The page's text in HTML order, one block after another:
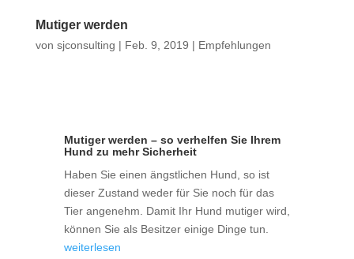
Mutiger werden
von sjconsulting | Feb. 9, 2019 | Empfehlungen
Mutiger werden – so verhelfen Sie Ihrem
Hund zu mehr Sicherheit
Haben Sie einen ängstlichen Hund, so ist
dieser Zustand weder für Sie noch für das
Tier angenehm. Damit Ihr Hund mutiger wird,
können Sie als Besitzer einige Dinge tun.
weiterlesen